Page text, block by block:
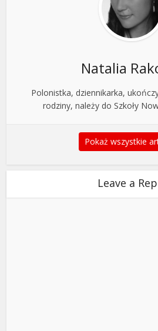
Natalia
Polonistka, dziennikarka,
rodziny, należy do Szkoły
Pokaż wszystkie
Leave a